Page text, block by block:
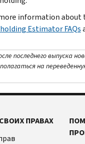
information about
Estimator FAQs
последнего выпуска
на
ПРАВАХ